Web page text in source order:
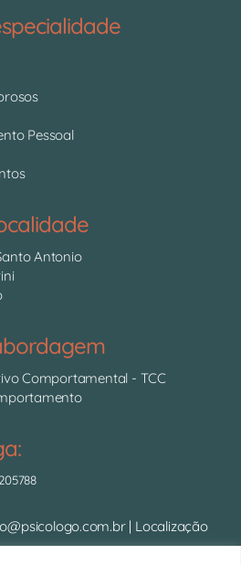
Pessoal
Antonio
Comportamental - TCC
| Localização
das Nações Unidas, 14.401 - Torre